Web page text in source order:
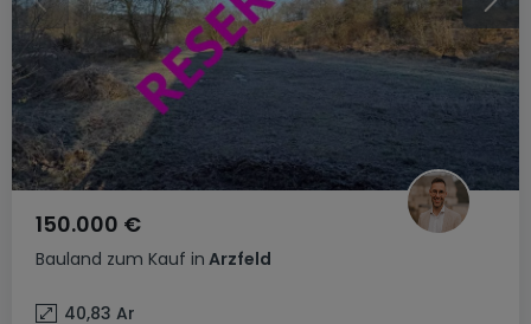
Bauland zum Kauf in Arzfeld
150.000 €
40,83 Ar